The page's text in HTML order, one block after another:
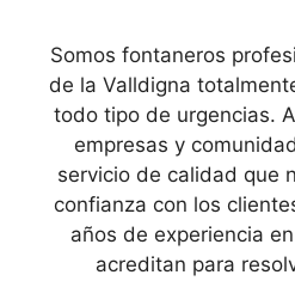
Somos fontaneros
de la Valldigna
todo tipo de urgencias.
empresas y
servicio de calidad que
confianza con los
años de experiencia
acreditan para